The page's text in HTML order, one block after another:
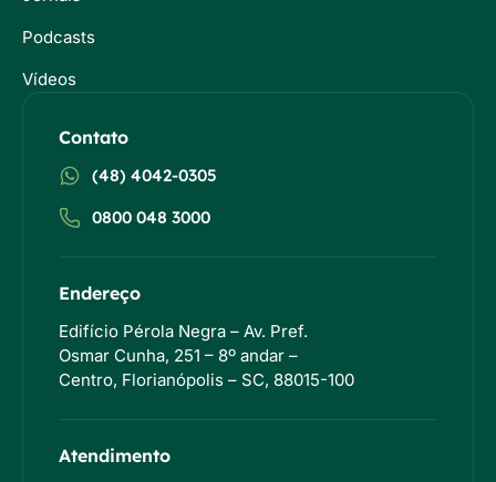
Podcasts
Vídeos
Contato
(48) 4042-0305
0800 048 3000
Endereço
Edifício Pérola Negra – Av. Pref.
Osmar Cunha, 251 – 8º andar –
Centro, Florianópolis – SC, 88015-100
Atendimento